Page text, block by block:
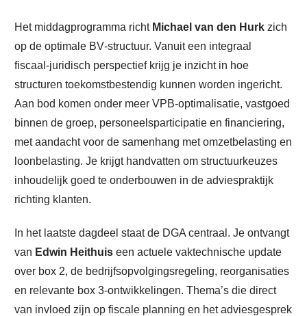
Het middagprogramma richt Michael van den Hurk zich
op de optimale BV‑structuur. Vanuit een integraal
fiscaal‑juridisch perspectief krijg je inzicht in hoe
structuren toekomstbestendig kunnen worden ingericht.
Aan bod komen onder meer VPB‑optimalisatie, vastgoed
binnen de groep, personeelsparticipatie en financiering,
met aandacht voor de samenhang met omzetbelasting en
loonbelasting. Je krijgt handvatten om structuurkeuzes
inhoudelijk goed te onderbouwen in de adviespraktijk
richting klanten.
In het laatste dagdeel staat de DGA centraal. Je ontvangt
van Edwin Heithuis een actuele vaktechnische update
over box 2, de bedrijfsopvolgingsregeling, reorganisaties
en relevante box 3‑ontwikkelingen. Thema’s die direct
van invloed zijn op fiscale planning en het adviesgesprek